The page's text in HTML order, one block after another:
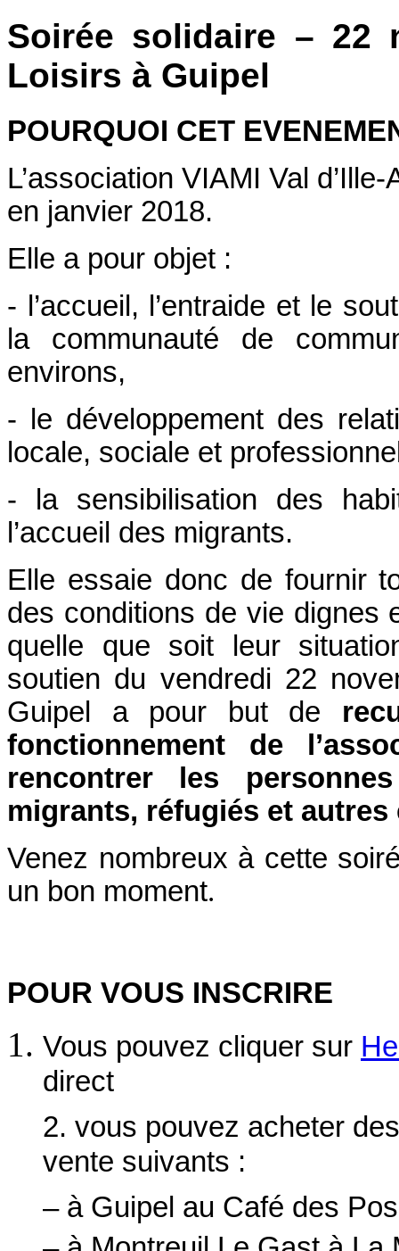
Soirée solidaire – 22
Loisirs à Guipel
POURQUOI CET
L’association VIAMI Val
en janvier 2018.
Elle a pour objet :
- l’accueil, l’entraide et le
la communauté de
environs,
- le développement des
locale, sociale et
- la sensibilisation des
l’accueil des migrants.
Elle essaie donc de fournir
des conditions de vie dignes
quelle que soit leur
soutien du vendredi 22
Guipel a pour but de
fonctionnement de
rencontrer les
migrants, réfugiés et autres
Venez nombreux à cette
un bon moment.
POUR VOUS INSCRIRE
Vous pouvez cliquer sur
direct
2. vous pouvez acheter
vente suivants :
– à Guipel au Café des